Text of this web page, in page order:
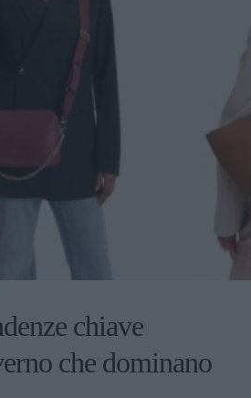
chiave
che dominano